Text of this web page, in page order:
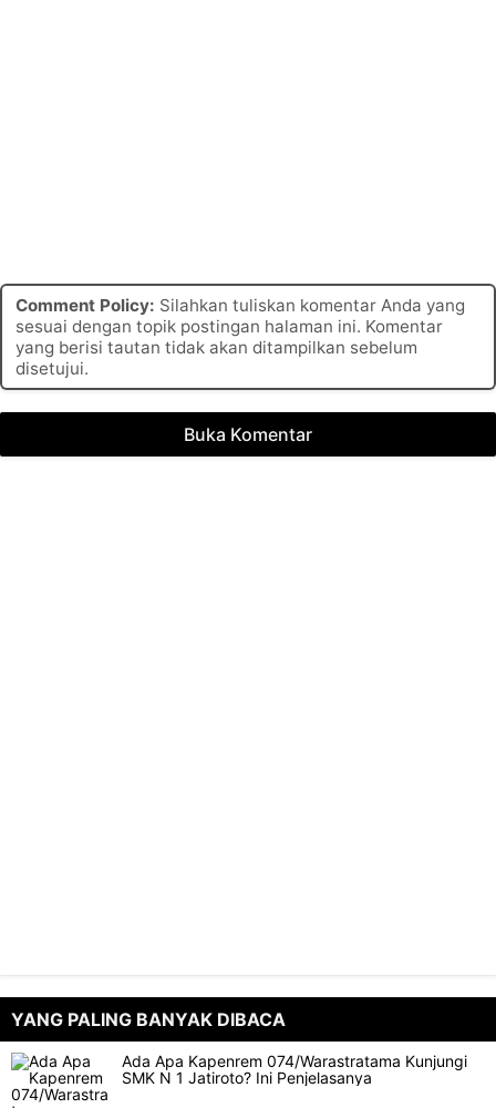
Comment Policy: Silahkan tuliskan komentar Anda yang
sesuai dengan topik postingan halaman ini. Komentar
yang berisi tautan tidak akan ditampilkan sebelum
disetujui.
Buka Komentar
YANG PALING BANYAK DIBACA
Ada Apa Kapenrem 074/Warastratama Kunjungi
SMK N 1 Jatiroto? Ini Penjelasanya